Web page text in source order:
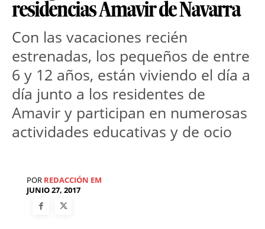
residencias Amavir de Navarra
Con las vacaciones recién
estrenadas, los pequeños de entre
6 y 12 años, están viviendo el día a
día junto a los residentes de
Amavir y participan en numerosas
actividades educativas y de ocio
POR REDACCIÓN EM
JUNIO 27, 2017